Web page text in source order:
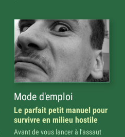
Mode d'emploi
Le parfait petit manuel pour
survivre en milieu hostile
Avant de vous lancer à l'assaut